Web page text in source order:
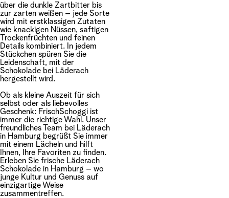
über die dunkle Zartbitter bis
zur zarten weißen – jede Sorte
wird mit erstklassigen Zutaten
wie knackigen Nüssen, saftigen
Trockenfrüchten und feinen
Details kombiniert. In jedem
Stückchen spüren Sie die
Leidenschaft, mit der
Schokolade bei Läderach
hergestellt wird.
Ob als kleine Auszeit für sich
selbst oder als liebevolles
Geschenk: FrischSchoggi ist
immer die richtige Wahl. Unser
freundliches Team bei Läderach
in Hamburg begrüßt Sie immer
mit einem Lächeln und hilft
Ihnen, Ihre Favoriten zu finden.
Erleben Sie frische Läderach
Schokolade in Hamburg – wo
junge Kultur und Genuss auf
einzigartige Weise
zusammentreffen.